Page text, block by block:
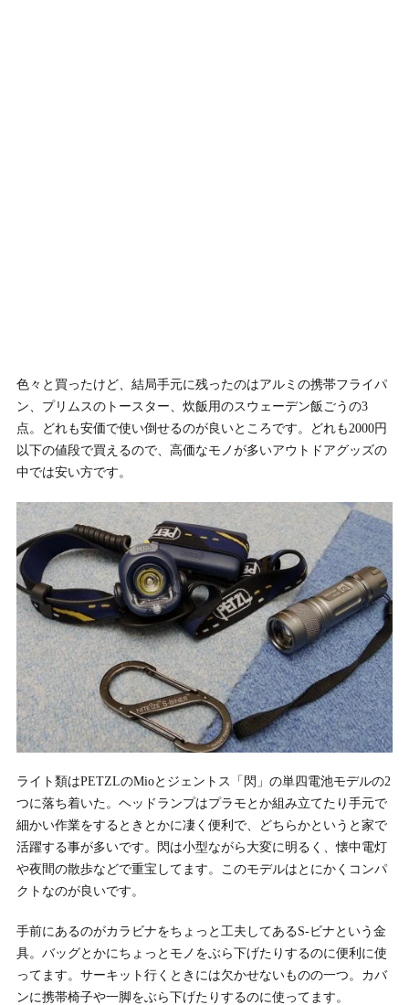
色々と買ったけど、結局手元に残ったのはアルミの携帯フライパ
ン、プリムスのトースター、炊飯用のスウェーデン飯ごうの3
点。どれも安価で使い倒せるのが良いところです。どれも2000円
以下の値段で買えるので、高価なモノが多いアウトドアグッズの
中では安い方です。
ライト類はPETZLのMioとジェントス「閃」の単四電池モデルの2
つに落ち着いた。ヘッドランプはプラモとか組み立てたり手元で
細かい作業をするときとかに凄く便利で、どちらかというと家で
活躍する事が多いです。閃は小型ながら大変に明るく、懐中電灯
や夜間の散歩などで重宝してます。このモデルはとにかくコンパ
クトなのが良いです。
手前にあるのがカラビナをちょっと工夫してあるS-ビナという金
具。バッグとかにちょっとモノをぶら下げたりするのに便利に使
ってます。サーキット行くときには欠かせないものの一つ。カバ
ンに携帯椅子や一脚をぶら下げたりするのに使ってます。